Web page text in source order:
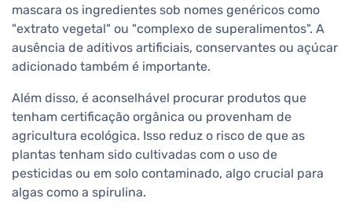
mascara os ingredientes sob nomes genéricos como
"extrato vegetal" ou "complexo de superalimentos". A
ausência de aditivos artificiais, conservantes ou açúcar
adicionado também é importante.
Além disso, é aconselhável procurar produtos que
tenham certificação orgânica ou provenham de
agricultura ecológica. Isso reduz o risco de que as
plantas tenham sido cultivadas com o uso de
pesticidas ou em solo contaminado, algo crucial para
algas como a spirulina.